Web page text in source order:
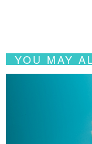
YOU MAY